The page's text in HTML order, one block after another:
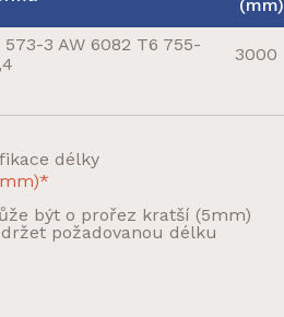
(mm)
573-3 AW 6082 T6 755-
3000
délky
být o prořez kratší (5mm)
požadovanou délku